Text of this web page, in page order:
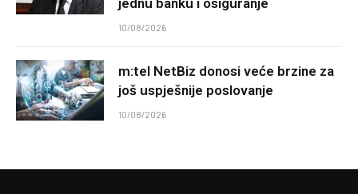
jednu banku i osiguranje
10/08/2026
m:tel NetBiz donosi veće brzine za
još uspješnije poslovanje
10/08/2026